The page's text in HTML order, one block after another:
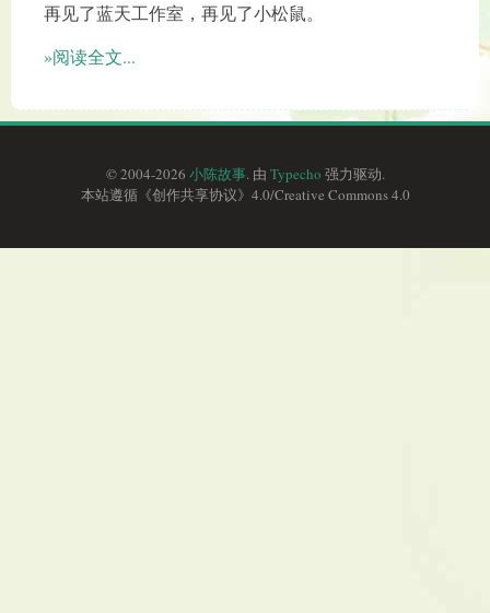
再见了蓝天工作室，再见了小松鼠。
»阅读全文...
© 2004-2026 小陈故事. 由 Typecho 强力驱动.
本站遵循《创作共享协议》4.0/Creative Commons 4.0